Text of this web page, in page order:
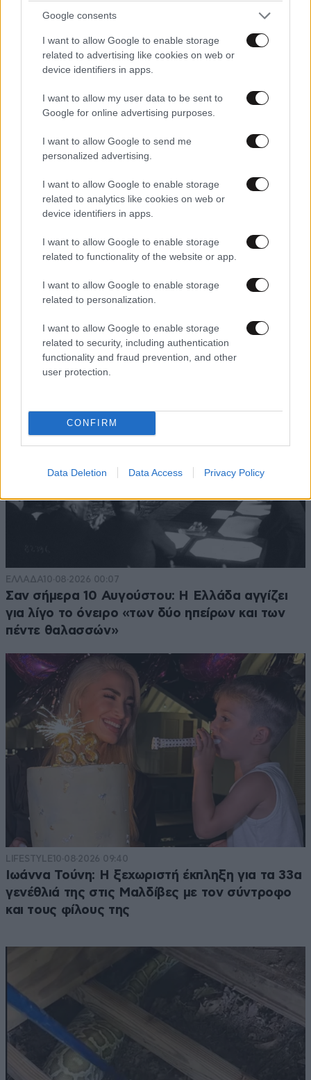
Google consents
I want to allow Google to enable storage
related to advertising like cookies on web or
device identifiers in apps.
I want to allow my user data to be sent to
Google for online advertising purposes.
I want to allow Google to send me
personalized advertising.
I want to allow Google to enable storage
related to analytics like cookies on web or
device identifiers in apps.
I want to allow Google to enable storage
related to functionality of the website or app.
I want to allow Google to enable storage
related to personalization.
I want to allow Google to enable storage
related to security, including authentication
functionality and fraud prevention, and other
user protection.
CONFIRM
Data Deletion Data Access Privacy Policy
ΕΛΛΑΔΑ2 ω. πριν
33χρονος ανέβηκε σε βράχο 20 μέτρων μέσα
στη θάλασσα στη Μήλο και δεν μπορούσε να
κατέβει – Στήθηκε επιχείρηση διάσωσης
ΕΛΛΑΔΑ10·08·2026 00:07
Σαν σήμερα 10 Αυγούστου: Η Ελλάδα αγγίζει
για λίγο το όνειρο «των δύο ηπείρων και των
πέντε θαλασσών»
LIFESTYLE10·08·2026 09:40
Ιωάννα Τούνη: Η ξεχωριστή έκπληξη για τα 33α
γενέθλιά της στις Μαλδίβες με τον σύντροφο
και τους φίλους της